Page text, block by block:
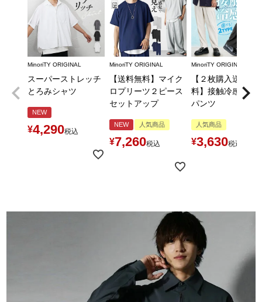
MinoriTY ORIGINAL
スーパーストレッチ
とろみシャツ
NEW
¥4,290税込
MinoriTY ORIGINAL
【送料無料】マイク
ロプリーツ２ピース
セットアップ
NEW 人気商品
¥7,260税込
MinoriTY ORIGINAL
【２枚購入送料無
料】接触冷感とろ
パンツ
人気商品
¥3,630税込